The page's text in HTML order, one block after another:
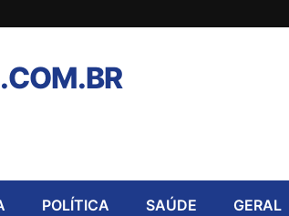
POLÍTICA SAÚDE GERAL